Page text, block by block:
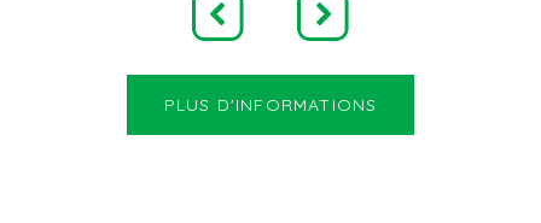
PLUS D'INFORMATIONS